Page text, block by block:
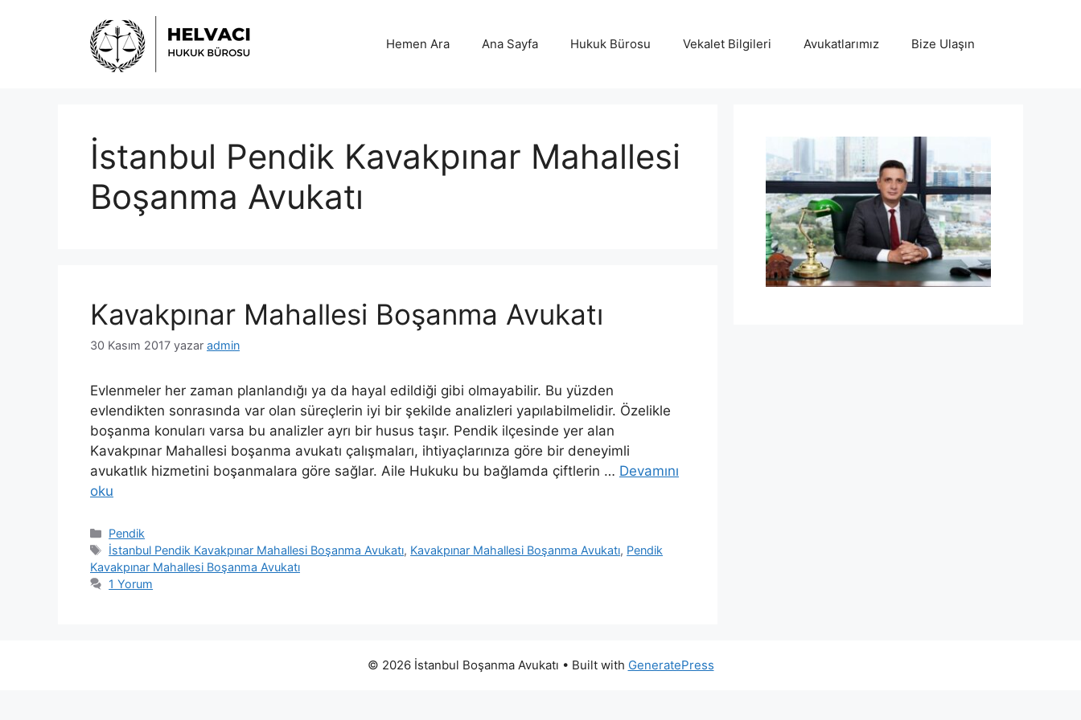
Hemen Ara Ana Sayfa Hukuk Bürosu Vekalet Bilgileri Avukatlarımız Bize Ulaşın
İstanbul Pendik Kavakpınar Mahallesi
Boşanma Avukatı
Kavakpınar Mahallesi Boşanma Avukatı
30 Kasım 2017 yazar admin
Evlenmeler her zaman planlandığı ya da hayal edildiği gibi olmayabilir. Bu yüzden
evlendikten sonrasında var olan süreçlerin iyi bir şekilde analizleri yapılabilmelidir. Özelikle
boşanma konuları varsa bu analizler ayrı bir husus taşır. Pendik ilçesinde yer alan
Kavakpınar Mahallesi boşanma avukatı çalışmaları, ihtiyaçlarınıza göre bir deneyimli
avukatlık hizmetini boşanmalara göre sağlar. Aile Hukuku bu bağlamda çiftlerin … Devamını
oku
Kategoriler
Pendik
Etiketler
İstanbul Pendik Kavakpınar Mahallesi Boşanma Avukatı, Kavakpınar Mahallesi Boşanma Avukatı, Pendik
Kavakpınar Mahallesi Boşanma Avukatı
1 Yorum
© 2026 İstanbul Boşanma Avukatı • Built with GeneratePress